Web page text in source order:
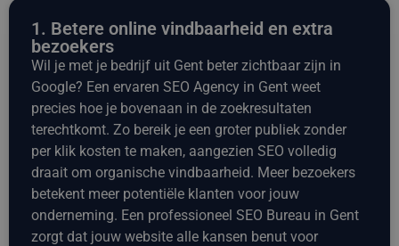
1. Betere online vindbaarheid en extra
bezoekers
Wil je met je bedrijf uit Gent beter zichtbaar zijn in
Google? Een ervaren SEO Agency in Gent weet
precies hoe je bovenaan in de zoekresultaten
terechtkomt. Zo bereik je een groter publiek zonder
per klik kosten te maken, aangezien SEO volledig
draait om organische vindbaarheid. Meer bezoekers
betekent meer potentiële klanten voor jouw
onderneming. Een professioneel SEO Bureau in Gent
zorgt dat jouw website alle kansen benut voor